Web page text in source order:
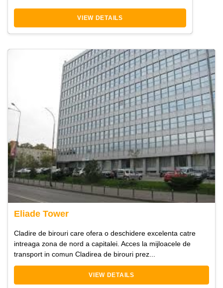
VIEW DETAILS
Eliade Tower
Cladire de birouri care ofera o deschidere excelenta catre
intreaga zona de nord a capitalei. Acces la mijloacele de
transport in comun Cladirea de birouri prez...
VIEW DETAILS